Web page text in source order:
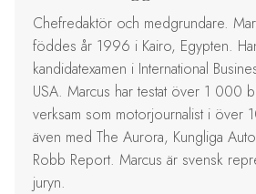
Chefredaktör och medgrundare.
föddes år 1996 i Kairo, Egypten.
kandidatexamen i International
USA. Marcus har testat över 1 000
verksam som motorjournalist i över
även med The Aurora, Kungliga
Robb Report. Marcus är svensk
juryn.